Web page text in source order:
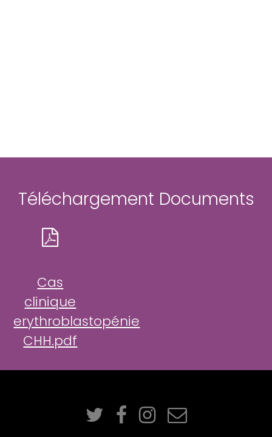
Téléchargement Documents
Cas
clinique
erythroblastopénie
CHH.pdf